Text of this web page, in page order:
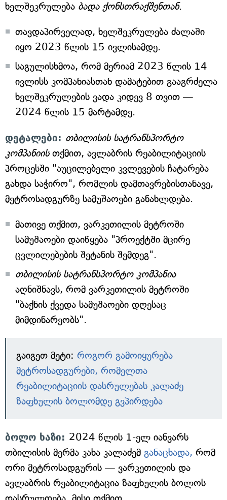
ხელშეკრულება ბადა ქონსთრაქშენთან.
თავდაპირველად, ხელშეკრულება ძალაში
იყო 2023 წლის 15 ივლისამდე.
საგულისხმოა, რომ მერიამ 2023 წლის 14
ივლისს კომპანიასთან დამატებით გააგრძელა
ხელშეკრულების ვადა კიდევ 8 თვით —
2024 წლის 15 მარტამდე.
დეტალები: თბილისის სატრანსპორტო
კომპანიისთქმით, ავლაბრის რეაბილიტაციის
პროცესში "აუცილებელი კვლევების ჩატარება
გახდა საჭირო", რომლის დამთავრებისთანავე,
მეტროსადგურზე სამუშაოები განახლდება.
მათივე თქმით, ვარკეთილის მეტროში
სამუშაოები დაიწყება "პროექტში მცირე
ცვლილებების შეტანის შემდეგ".
თბილისის სატრანსპორტო კომპანია
აღნიშნავს, რომ ვარკეთილის მეტროში
"ბაქნის ქვედა სამუშაოები დღესაც
მიმდინარეობს".
გაიგეთ მეტი: როგორ გამოიყურება
მეტროსადგურები, რომელთა
რეაბილიტაციის დასრულებას კალაძე
ზაფხულის ბოლომდე გვპირდება
ბოლო ხაზი: 2024 წლის 1-ელ იანვარს
თბილისის მერმა კახა კალაძემ განაცხადა, რომ
ორი მეტროსადგურის — ვარკეთილის და
ავლაბრის რეაბილიტაცია ზაფხულის ბოლოს